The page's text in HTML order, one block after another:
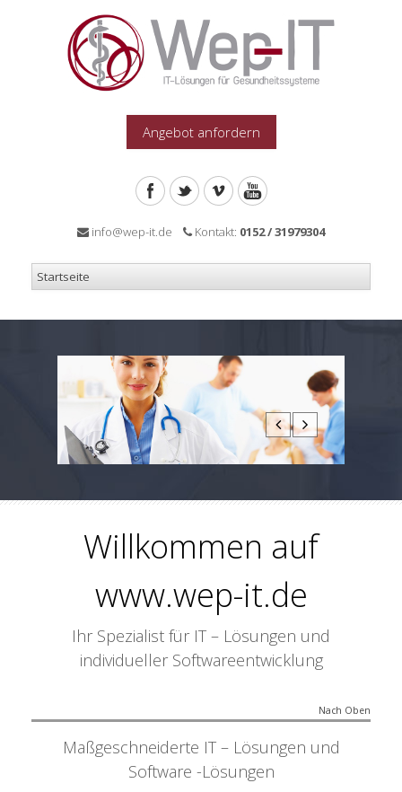
Angebot anfordern
info@wep-it.de Kontakt: 0152 / 31979304
Willkommen auf
www.wep-it.de
Ihr Spezialist für IT – Lösungen und
individueller Softwareentwicklung
Nach Oben
Maßgeschneiderte IT – Lösungen und
Software -Lösungen